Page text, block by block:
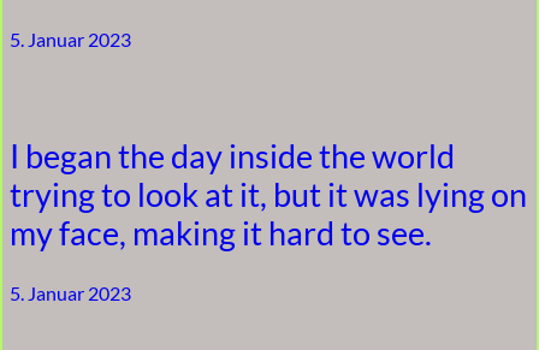
5. Januar 2023
I began the day inside the world
trying to look at it, but it was lying on
my face, making it hard to see.
5. Januar 2023